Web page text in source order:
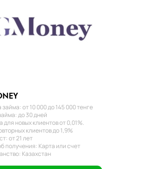
от 10 000 до 145 000 тенге
до 30 дней
для новых клиентов от 0,01%.
клиентов до 1,9%
от 21 лет
получения: Карта или счет
Казахстан